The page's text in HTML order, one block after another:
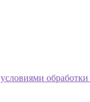
условиями